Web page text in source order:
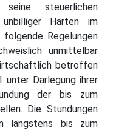
seine steuerlichen
unbilliger Härten im
Regelungen
unmittelbar
betroffen
unter Darlegung ihrer
der bis zum
Die Stundungen
längstens bis zum